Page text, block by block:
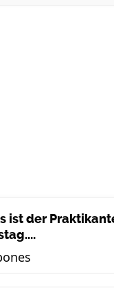
ist der